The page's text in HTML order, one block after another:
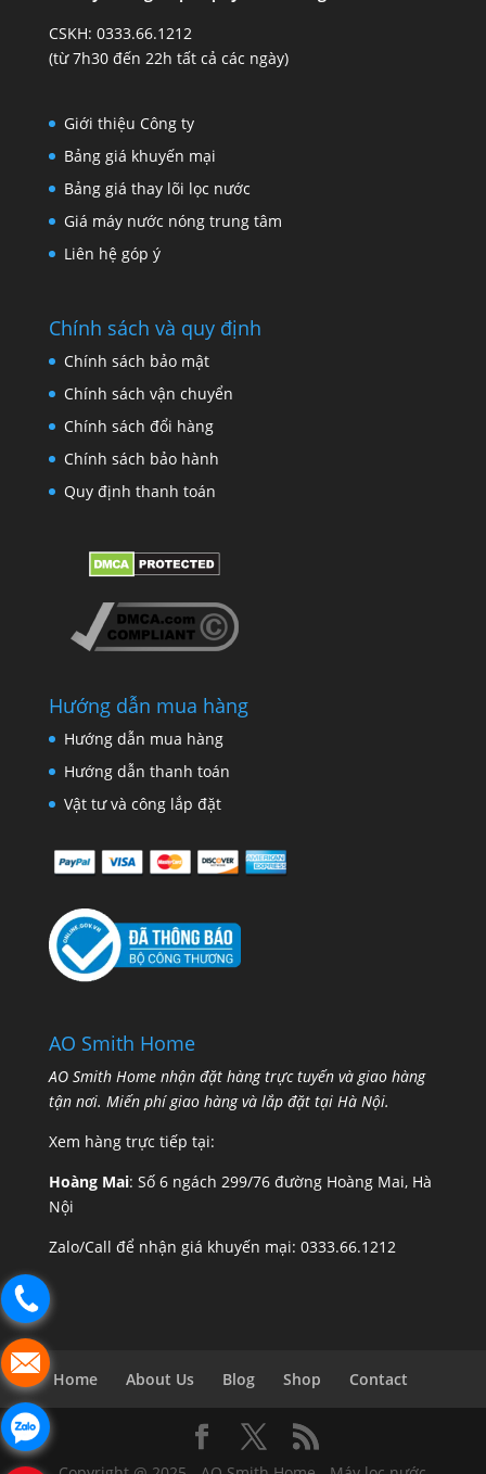
CSKH: 0333.66.1212
(từ 7h30 đến 22h tất cả các ngày)
Giới thiệu Công ty
Bảng giá khuyến mại
Bảng giá thay lõi lọc nước
Giá máy nước nóng trung tâm
Liên hệ góp ý
Chính sách và quy định
Chính sách bảo mật
Chính sách vận chuyển
Chính sách đổi hàng
Chính sách bảo hành
Quy định thanh toán
Hướng dẫn mua hàng
Hướng dẫn mua hàng
Hướng dẫn thanh toán
Vật tư và công lắp đặt
AO Smith Home
AO Smith Home nhận đặt hàng trực tuyến và giao hàng
tận nơi. Miến phí giao hàng và lắp đặt tại Hà Nội.
Xem hàng trực tiếp tại:
Hoàng Mai: Số 6 ngách 299/76 đường Hoàng Mai, Hà
Nội
Zalo/Call để nhận giá khuyến mại: 0333.66.1212
Home About Us Blog Shop Contact